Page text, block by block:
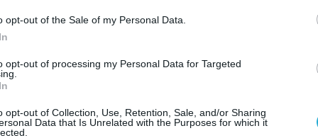
opt-out of the Sale of my Personal Data.
opt-out of processing my Personal Data for Targeted
opt-out of Collection, Use, Retention, Sale, and/or Sharing
Data that Is Unrelated with the Purposes for which it
γιατί ακόμη δεν έχω τίποτα».
στη ζωή του εντελώς τυχαία, η αλήθεια είναι ότι
το μπάσκετ. «Κάποιες φορές το σκέφτομαι,
έχω αγαπήσει το βόλεϊ».